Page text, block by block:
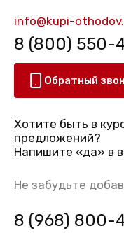
info@kupi-
8 (800) 550-
Обратный
Хотите быть в
предложений?
Напишите «да» в
Не забудьте
8 (968) 800-